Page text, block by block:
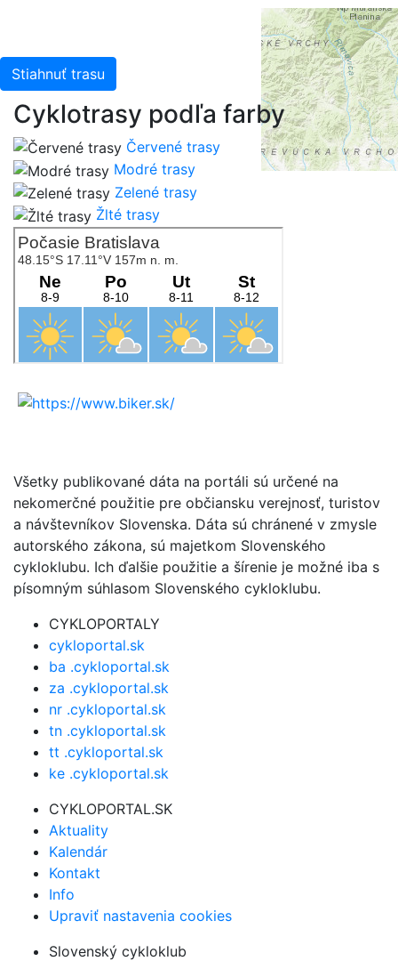
Stiahnuť trasu
Cyklotrasy podľa farby
Červené trasy
Modré trasy
Zelené trasy
Žlté trasy
Všetky publikované dáta na portáli sú určené na
nekomerčné použitie pre občiansku verejnosť, turistov
a návštevníkov Slovenska. Dáta sú chránené v zmysle
autorského zákona, sú majetkom Slovenského
cykloklubu. Ich ďalšie použitie a šírenie je možné iba s
písomným súhlasom Slovenského cykloklubu.
CYKLOPORTALY
cykloportal.sk
ba .cykloportal.sk
za .cykloportal.sk
nr .cykloportal.sk
tn .cykloportal.sk
tt .cykloportal.sk
ke .cykloportal.sk
CYKLOPORTAL.SK
Aktuality
Kalendár
Kontakt
Info
Upraviť nastavenia cookies
Slovenský cykloklub